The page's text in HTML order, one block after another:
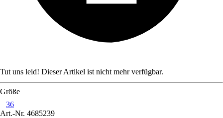
Tut uns leid! Dieser Artikel ist nicht mehr verfügbar.
Größe
36
Art.-Nr. 4685239